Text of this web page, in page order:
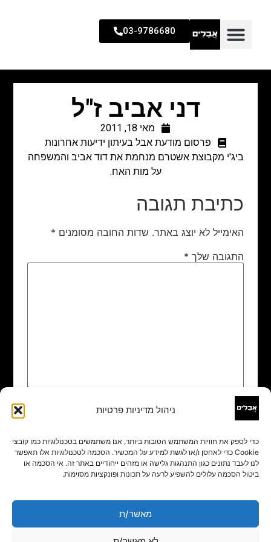
ניהול מדיניות פרטיות
כדי לספק את חוויות המשתמש הטובות ביותר, אנו משתמשים בטכנולוגיות כמו קובצי
Cookie כדי לאחסן ו/או לגשת למידע על המכשיר. הסכמה לטכנולוגיות אלו תאפשר
לנו לעבד נתונים כגון התנהגות גלישה או מזהים ייחודיים באתר זה. אי הסכמה או
ביטול הסכמה עלולים להשפיע לרעה על תכונות ופונקציות מסוימות.
מאשר/ת
03-9786680
דני אביב ז"ל
מאי 18, 2011
פרסום מודעת אבל בעיתון ידיעות אחרונות
ביג'י מקבוצת אשטרם מנחמת את דוד אביב והמשפחה
על מות האח.
כתיבת תגובה
האימייל לא יוצג באתר. שדות החובה מסומנים *
התגובה שלך *
שם
אימייל*